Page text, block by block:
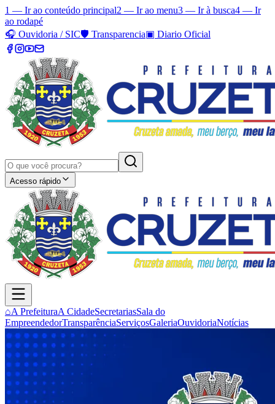
1 — Ir ao conteúdo principal2 — Ir ao menu3 — Ir à busca4 — Ir
ao rodapé
🎧 Ouvidoria / SIC🛡️ Transparencia▣ Diario Oficial
Acesso rápido
⌂A PrefeituraA CidadeSecretariasSala do
EmpreendedorTransparênciaServiçosGaleriaOuvidoriaNotícias